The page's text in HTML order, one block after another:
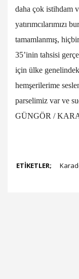
daha çok istihdam
yatırımcılarımızı
tamamlanmış,
35’inin tahsisi
için ülke
hemşerilerime
parselimiz var ve
GÜNGÖR /
ETİKETLER;